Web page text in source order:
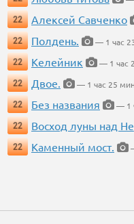
22
Алексей Савченко
22
Полдень.
— 1 час
22
Келейник
— 1 час
22
Двое.
— 1 час 25
22
Без названия
— 1
22
Восход луны над
22
Каменный мост.